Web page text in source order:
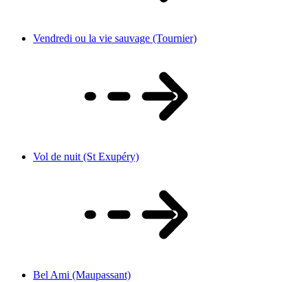
Vendredi ou la vie sauvage (Tournier)
Vol de nuit (St Exupéry)
Bel Ami (Maupassant)